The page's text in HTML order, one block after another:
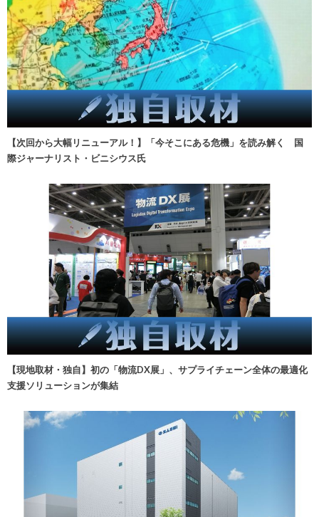
【次回から大幅リニューアル！】「今そこにある危機」を読み解く 国
際ジャーナリスト・ビニシウス氏
【現地取材・独自】初の「物流DX展」、サプライチェーン全体の最適化
支援ソリューションが集結